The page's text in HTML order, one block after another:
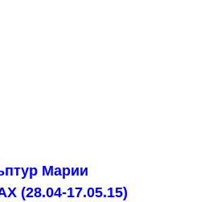
Марии
(28.04-17.05.15)